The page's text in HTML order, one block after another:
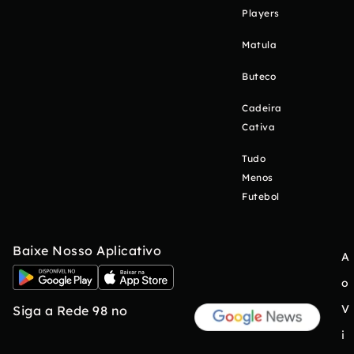
Players
Matula
Buteco
Cadeira
Cativa
Tudo
Menos
Futebol
Baixe Nosso Aplicativo
Siga a Rede 98 no
A
o
V
i